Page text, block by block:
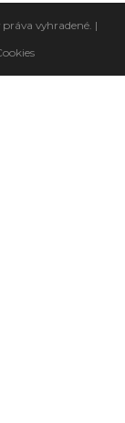
vyhradené. |